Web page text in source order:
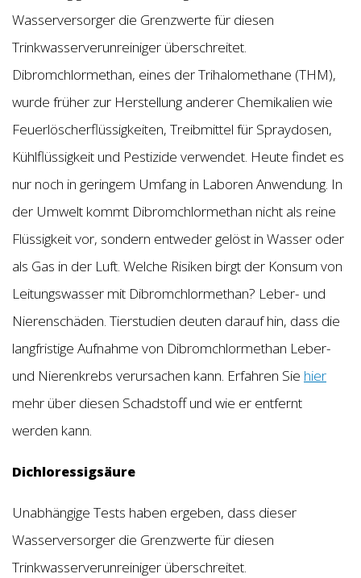
Wasserversorger die Grenzwerte für diesen
Trinkwasserverunreiniger überschreitet.
Dibromchlormethan, eines der Trihalomethane (THM),
wurde früher zur Herstellung anderer Chemikalien wie
Feuerlöscherflüssigkeiten, Treibmittel für Spraydosen,
Kühlflüssigkeit und Pestizide verwendet. Heute findet es
nur noch in geringem Umfang in Laboren Anwendung. In
der Umwelt kommt Dibromchlormethan nicht als reine
Flüssigkeit vor, sondern entweder gelöst in Wasser oder
als Gas in der Luft. Welche Risiken birgt der Konsum von
Leitungswasser mit Dibromchlormethan? Leber- und
Nierenschäden. Tierstudien deuten darauf hin, dass die
langfristige Aufnahme von Dibromchlormethan Leber-
und Nierenkrebs verursachen kann. Erfahren Sie hier
mehr über diesen Schadstoff und wie er entfernt
werden kann.
Dichloressigsäure
Unabhängige Tests haben ergeben, dass dieser
Wasserversorger die Grenzwerte für diesen
Trinkwasserverunreiniger überschreitet.